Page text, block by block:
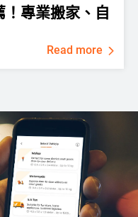
專業搬家、自
Read more